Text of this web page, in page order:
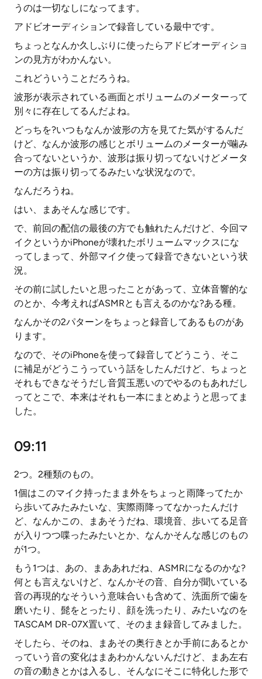
うのは一切なしになってます。
アドビオーディションで録音している最中です。
ちょっとなんか久しぶりに使ったらアドビオーディショ
ンの見方がわかんない。
これどういうことだろうね。
波形が表示されている画面とボリュームのメーターって
別々に存在してるんだよね。
どっちを?いつもなんか波形の方を見てた気がするんだ
けど、なんか波形の感じとボリュームのメーターが噛み
合ってないというか、波形は振り切ってないけどメータ
ーの方は振り切ってるみたいな状況なので。
なんだろうね。
はい、まあそんな感じです。
で、前回の配信の最後の方でも触れたんだけど、今回マ
イクというかiPhoneが壊れたボリュームマックスにな
ってしまって、外部マイク使って録音できないという状
況。
その前に試したいと思ったことがあって、立体音響的な
のとか、今考えればASMRとも言えるのかな?ある種。
なんかその2パターンをちょっと録音してあるものがあ
ります。
なので、そのiPhoneを使って録音してどうこう、そこ
に補足がどうこうっていう話をしたんだけど、ちょっと
それもできなそうだし音質玉悪いのでやるのもあれだし
ってとこで、本来はそれも一本にまとめようと思ってま
した。
09:11
2つ。2種類のもの。
1個はこのマイク持ったまま外をちょっと雨降ってたか
ら歩いてみたみたいな、実際雨降ってなかったんだけ
ど、なんかこの、まあそうだね、環境音、歩いてる足音
が入りつつ喋ったみたいとか、なんかそんな感じのもの
が1つ。
もう1つは、あの、まああれだね、ASMRになるのかな?
何とも言えないけど、なんかその音、自分が聞いている
音の再現的なそういう意味合いも含めて、洗面所で歯を
磨いたり、髭をとったり、顔を洗ったり、みたいなのを
TASCAM DR-07X置いて、そのまま録音してみました。
そしたら、そのね、まあその奥行きとか手前にあるとか
っていう音の変化はまあわかんないんだけど、まあ左右
の音の動きとかは入るし、そんなにそこに特化した形で